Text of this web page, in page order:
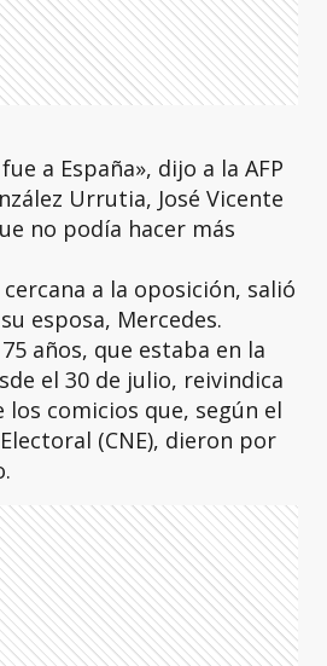
a España», dijo a la AFP
Urrutia, José Vicente
no podía hacer más
a la oposición, salió
esposa, Mercedes.
años, que estaba en la
el 30 de julio, reivindica
los comicios que, según el
(CNE), dieron por